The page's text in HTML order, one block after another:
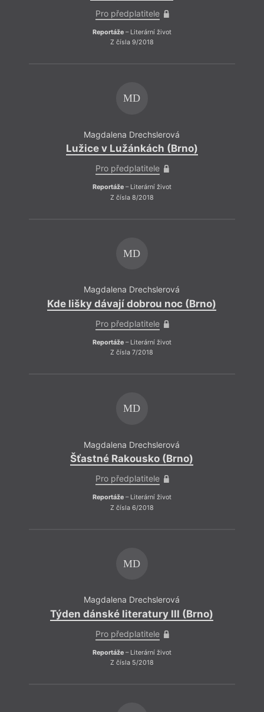
Pro předplatitele
Reportáže– Literární život
Z čísla 9/2018
MD
Magdalena Drechslerová
Lužice v Lužánkách (Brno)
Pro předplatitele
Reportáže– Literární život
Z čísla 8/2018
MD
Magdalena Drechslerová
Kde lišky dávají dobrou noc (Brno)
Pro předplatitele
Reportáže– Literární život
Z čísla 7/2018
MD
Magdalena Drechslerová
Šťastné Rakousko (Brno)
Pro předplatitele
Reportáže– Literární život
Z čísla 6/2018
MD
Magdalena Drechslerová
Týden dánské literatury III (Brno)
Pro předplatitele
Reportáže– Literární život
Z čísla 5/2018